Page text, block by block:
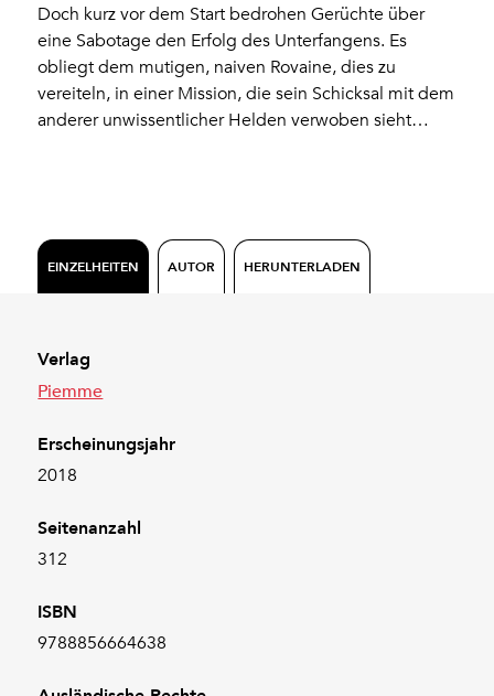
Doch kurz vor dem Start bedrohen Gerüchte über
eine Sabotage den Erfolg des Unterfangens. Es
obliegt dem mutigen, naiven Rovaine, dies zu
vereiteln, in einer Mission, die sein Schicksal mit dem
anderer unwissentlicher Helden verwoben sieht…
EINZELHEITEN AUTOR HERUNTERLADEN
Verlag
Piemme
Erscheinungsjahr
2018
Seitenanzahl
312
ISBN
9788856664638